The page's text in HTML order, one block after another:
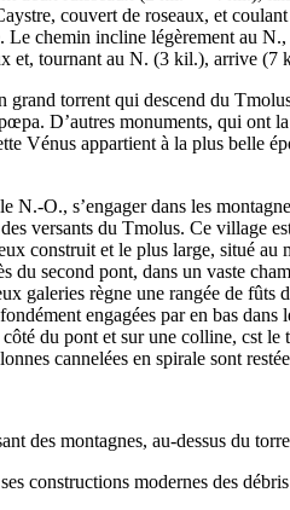
couvert de roseaux, et
Le chemin incline légèrement au
et, tournant au N. (3 kil.), arrive (7
torrent qui descend du
D’autres monuments, qui
Vénus appartient à la plus belle
O., s’engager dans les
versants du Tmolus. Ce village
construit et le plus large, situé
second pont, dans un vaste
galeries règne une rangée de
engagées par en bas
du pont et sur une colline, cst
cannelées en spirale sont
des montagnes, au-dessus du
constructions modernes des